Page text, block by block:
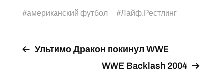
#американский футбол #Лайф.Рестлинг
Ультимо Дракон покинул WWE
WWE Backlash 2004